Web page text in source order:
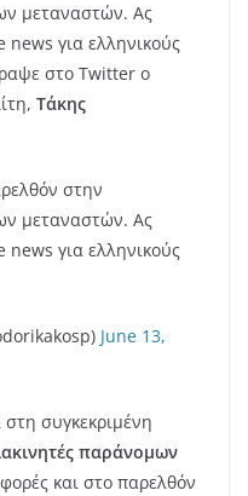
μεταναστών. Ας
news για ελληνικούς
στο Twitter o
Τάκης
στην
μεταναστών. Ας
news για ελληνικούς
June 13,
συγκεκριμένη
παράνομων
και στο παρελθόν